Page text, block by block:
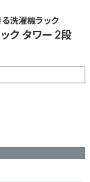
る洗濯機ラック
ク タワー 2段